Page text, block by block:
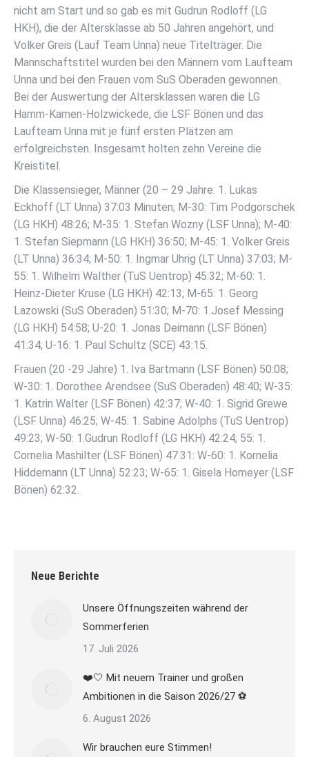
nicht am Start und so gab es mit Gudrun Rodloff (LG
HKH), die der Altersklasse ab 50 Jahren angehört, und
Volker Greis (Lauf Team Unna) neue Titelträger. Die
Mannschaftstitel wurden bei den Männern vom Laufteam
Unna und bei den Frauen vom SuS Oberaden gewonnen..
Bei der Auswertung der Altersklassen waren die LG
Hamm-Kamen-Holzwickede, die LSF Bönen und das
Laufteam Unna mit je fünf ersten Plätzen am
erfolgreichsten. Insgesamt holten zehn Vereine die
Kreistitel.
Die Klassensieger, Männer (20 – 29 Jahre: 1. Lukas
Eckhoff (LT Unna) 37:03 Minuten; M-30: Tim Podgorschek
(LG HKH) 48:26; M-35: 1. Stefan Wozny (LSF Unna); M-40:
1. Stefan Siepmann (LG HKH) 36:50; M-45: 1. Volker Greis
(LT Unna) 36:34; M-50: 1. Ingmar Uhrig (LT Unna) 37:03; M-
55: 1. Wilhelm Walther (TuS Uentrop) 45:32; M-60: 1.
Heinz-Dieter Kruse (LG HKH) 42:13; M-65: 1. Georg
Lazowski (SuS Oberaden) 51:30; M-70: 1.Josef Messing
(LG HKH) 54:58; U-20: 1. Jonas Deimann (LSF Bönen)
41:34; U-16: 1. Paul Schultz (SCE) 43:15.
Frauen (20 -29 Jahre) 1. Iva Bartmann (LSF Bönen) 50:08;
W-30: 1. Dorothee Arendsee (SuS Oberaden) 48:40; W-35:
1. Katrin Walter (LSF Bönen) 42:37; W-40: 1. Sigrid Grewe
(LSF Unna) 46:25; W-45: 1. Sabine Adolphs (TuS Uentrop)
49:23; W-50: 1.Gudrun Rodloff (LG HKH) 42:24; 55: 1.
Cornelia Mashilter (LSF Bönen) 47:31: W-60: 1. Kornelia
Hiddemann (LT Unna) 52:23; W-65: 1. Gisela Homeyer (LSF
Bönen) 62:32.
Neue Berichte
Unsere Öffnungszeiten während der
Sommerferien
17. Juli 2026
❤️🤍 Mit neuem Trainer und großen
Ambitionen in die Saison 2026/27 ⚽
6. August 2026
Wir brauchen eure Stimmen!